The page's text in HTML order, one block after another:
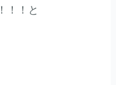
！！と